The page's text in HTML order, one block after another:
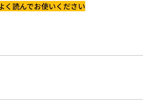
く読んでお使いください